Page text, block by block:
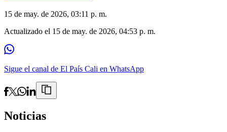
15 de may. de 2026, 03:11 p. m.
Actualizado el 15 de may. de 2026, 04:53 p. m.
Sigue el canal de El País Cali en WhatsApp
Noticias